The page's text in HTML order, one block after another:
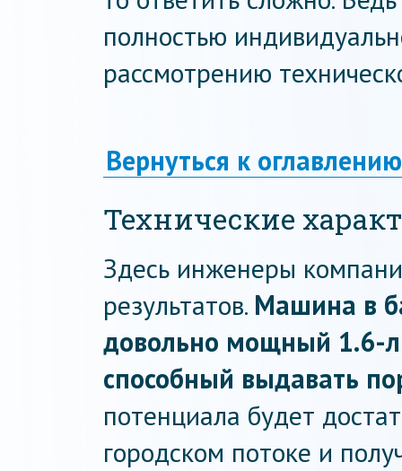
полностью
рассмотрению
Вернуться к оглавлению
Технические
Здесь инженеры
результатов. Машина в
довольно мощный 1.6-
способный выдавать
потенциала будет
городском потоке и